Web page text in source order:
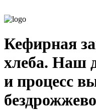
Кефирная
хлеба. Наш
и процесс